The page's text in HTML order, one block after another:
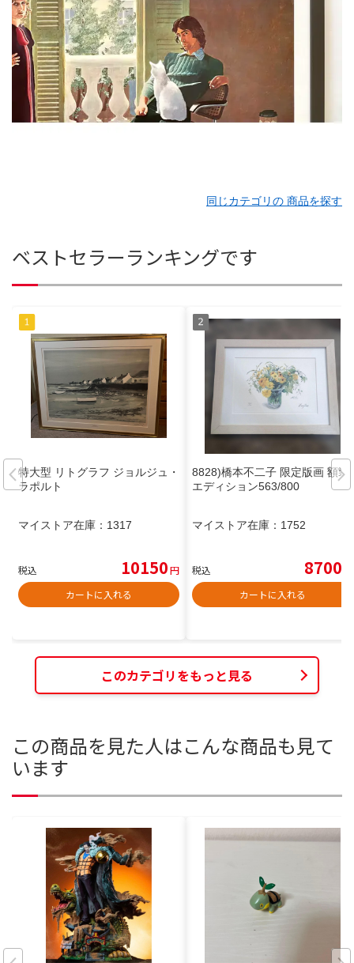
同じカテゴリの 商品を探す
ベストセラーランキングです
特大型 リトグラフ ジョルジュ・
ラポルト
マイストア在庫： 1317
税込 10150円
カートに入れる
8828)橋本不二子 限定版画 額装
エディション563/800
マイストア在庫： 1752
税込 8700
カートに入れる
このカテゴリをもっと見る
この商品を見た人はこんな商品も見て
います